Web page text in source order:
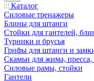
Каталог
Силовые тренажеры
Блины для штанги
Стойки для гантелей,
Турники и брусья
Грифы для штанги и
Скамьи для жима, пресса,
Силовые рамы, стойки
Гантели